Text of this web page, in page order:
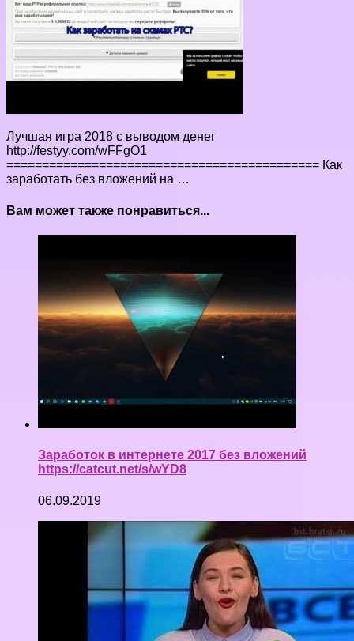
Лучшая игра 2018 с выводом денег
http://festyy.com/wFFgO1
============================================ Как
заработать без вложений на …
Вам может также понравиться...
Заработок в интернете 2017 без вложений
https://catcut.net/s/wYD8
06.09.2019